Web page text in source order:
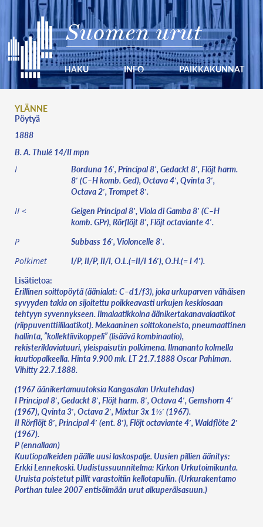
Suomen urut
HAKU INFO PAIKKAKUNNAT
YLÄNNE
Pöytyä
1888
B. A. Thulé 14/II mpn
I
Borduna 16′, Principal 8′, Gedackt 8′, Flöjt harm.
8′ (C–H komb. Ged), Octava 4′, Qvinta 3′,
Octava 2′, Trompet 8′.
II <
Geigen Principal 8′, Viola di Gamba 8′ (C–H
komb. GPr), Rörflöjt 8′, Flöjt octaviante 4′.
P Subbass 16′, Violoncelle 8′.
Polkimet
I/P, II/P, II/I, O.L.(=II/I 16′), O.H.(= I 4′).
Lisätietoa:
Erillinen soittopöytä (äänialat: C–d1/f3), joka urkuparven vähäisen
syvyyden takia on sijoitettu poikkeavasti urkujen keskiosaan
tehtyyn syvennykseen. Ilmalaatikkoina äänikertakanavalaatikot
(riippuventtiililaatikot). Mekaaninen soittokoneisto, pneumaattinen
hallinta, ”kollektiivikoppeli” (lisäävä kombinaatio),
rekisteriklaviatuuri, yleispaisutin polkimena. Ilmananto kolmella
kuutiopalkeella. Hinta 9.900 mk. LT 21.7.1888 Oscar Pahlman.
Vihitty 22.7.1888.
(1967 äänikertamuutoksia Kangasalan Urkutehdas)
I Principal 8′, Gedackt 8′, Flöjt harm. 8′, Octava 4′, Gemshorn 4′
(1967), Qvinta 3′, Octava 2′, Mixtur 3x 1⅓′ (1967).
II Rörflöjt 8′, Principal 4′ (ent. 8′), Flöjt octaviante 4′, Waldflöte 2′
(1967).
P (ennallaan)
Kuutiopalkeiden päälle uusi laskospalje. Uusien pillien äänitys:
Erkki Lennekoski. Uudistussuunnitelma: Kirkon Urkutoimikunta.
Uruista poistetut pillit varastoitiin kellotapuliin. (Urkurakentamo
Porthan tulee 2007 entisöimään urut alkuperäisasuun.)